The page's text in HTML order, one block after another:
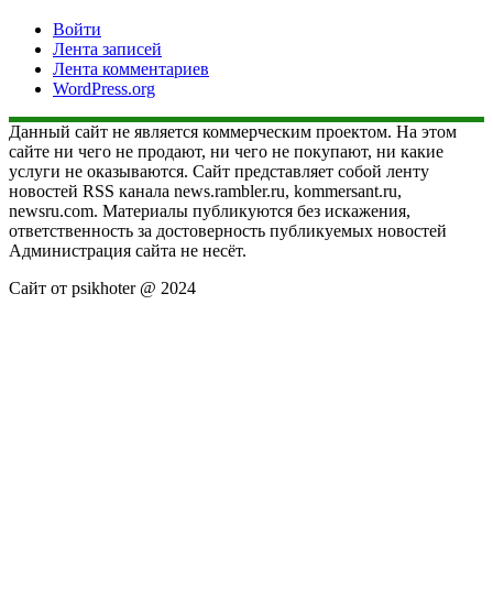
Войти
Лента записей
Лента комментариев
WordPress.org
Данный сайт не является коммерческим проектом. На этом
сайте ни чего не продают, ни чего не покупают, ни какие
услуги не оказываются. Сайт представляет собой ленту
новостей RSS канала news.rambler.ru, kommersant.ru,
newsru.com. Материалы публикуются без искажения,
ответственность за достоверность публикуемых новостей
Администрация сайта не несёт.
Сайт от psikhoter @ 2024